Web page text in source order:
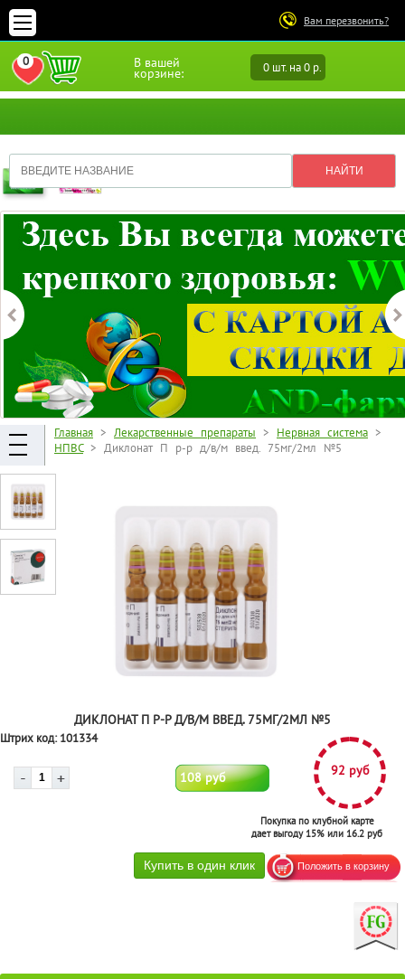
Вам перезвонить?
В вашей
корзине: 0 шт. на 0 р.
0
ПЕРЕЙТИ В ИЗБРАННОЕ
Главная > Лекарственные препараты > Нервная система >
НПВС> Диклонат П р-р д/в/м введ. 75мг/2мл №5
ДИКЛОНАТ П Р-Р Д/В/М ВВЕД. 75МГ/2МЛ №5
Штрих код:101334
108 руб 92 руб
Покупка по клубной карте
дает выгоду 15% или 16.2 руб